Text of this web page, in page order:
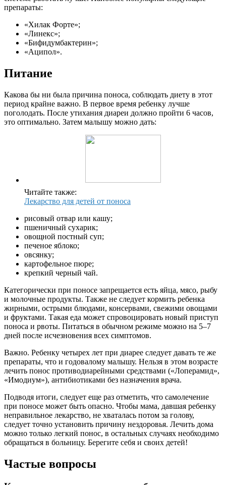
препараты:
«Хилак Форте»;
«Линекс»;
«Бифидумбактерин»;
«Аципол».
Питание
Какова бы ни была причина поноса, соблюдать диету в этот
период крайне важно. В первое время ребенку лучше
поголодать. После утихания диареи должно пройти 6 часов,
это оптимально. Затем малышу можно дать:
Читайте также:
Лекарство для детей от поноса
рисовый отвар или кашу;
пшеничный сухарик;
овощной постный суп;
печеное яблоко;
овсянку;
картофельное пюре;
крепкий черный чай.
Категорически при поносе запрещается есть яйца, мясо, рыбу
и молочные продукты. Также не следует кормить ребенка
жирными, острыми блюдами, консервами, свежими овощами
и фруктами. Такая еда может спровоцировать новый приступ
поноса и рвоты. Питаться в обычном режиме можно на 5–7
дней после исчезновения всех симптомов.
Важно. Ребенку четырех лет при диарее следует давать те же
препараты, что и годовалому малышу. Нельзя в этом возрасте
лечить понос противодиарейными средствами («Лоперамид»,
«Имодиум»), антибиотиками без назначения врача.
Подводя итоги, следует еще раз отметить, что самолечение
при поносе может быть опасно. Чтобы мама, давшая ребенку
неправильное лекарство, не хваталась потом за голову,
следует точно установить причину нездоровья. Лечить дома
можно только легкий понос, в остальных случаях необходимо
обращаться в больницу. Берегите себя и своих детей!
Частые вопросы